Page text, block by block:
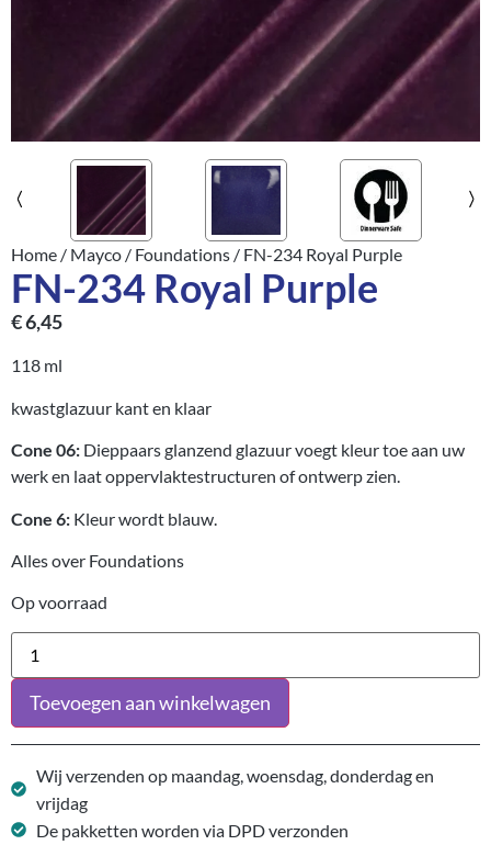
Home / Mayco / Foundations / FN-234 Royal Purple
FN-234 Royal Purple
€6,45
118 ml
kwastglazuur kant en klaar
Cone 06: Dieppaars glanzend glazuur voegt kleur toe aan uw
werk en laat oppervlaktestructuren of ontwerp zien.
Cone 6: Kleur wordt blauw.
Alles over Foundations
Op voorraad
Toevoegen aan winkelwagen
Wij verzenden op maandag, woensdag, donderdag en
vrijdag
De pakketten worden via DPD verzonden